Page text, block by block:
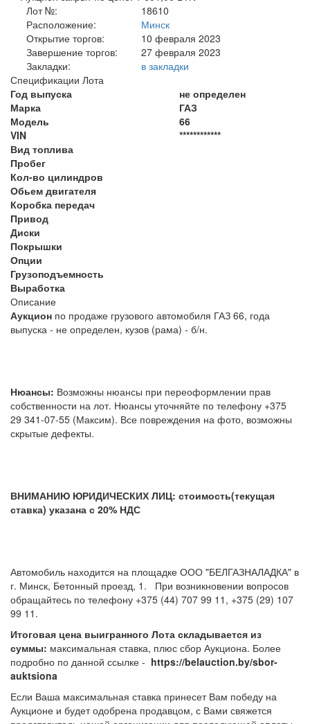
Лот №:
18610
Расположение:
Минск
Открытие торгов:
10 февраля 2023
Завершение торгов:
27 февраля 2023
Закладки:
в закладки
Спецификации Лота
Год выпуска
не определен
Марка
ГАЗ
Модель
66
VIN
************
Вид топлива
Пробег
Кол-во цилиндров
Обьем двигателя
Коробка передач
Привод
Диски
Покрышки
Опции
Грузоподъемность
Выработка
Описание
Аукцион по продаже грузового автомобиля ГАЗ 66, года
выпуска - не определен, кузов (рама) - б/н.
Нюансы: Возможны нюансы при переоформлении прав
собственности на лот. Нюансы уточняйте по телефону +375
29 341-07-55 (Максим). Все повреждения на фото, возможны
скрытые дефекты.
ВНИМАНИЮ ЮРИДИЧЕСКИХ ЛИЦ: стоимость(текущая
ставка) указана с 20% НДС
Автомобиль находится на площадке ООО "БЕЛГАЗНАЛАДКА" в
г. Минск, Бетонный проезд, 1. При возникновении вопросов
обращайтесь по телефону +375 (44) 707 99 11, +375 (29) 107
99 11.
Итоговая цена выигранного Лота складывается из
суммы: максимальная ставка, плюс сбор Аукциона. Более
подробно по данной ссылке - https://belauction.by/sbor-
auktsiona
Если Ваша максимальная ставка принесет Вам победу на
Аукционе и будет одобрена продавцом, с Вами свяжется